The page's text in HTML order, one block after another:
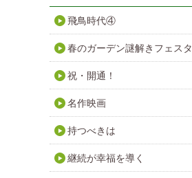
飛鳥時代④
春のガーデン謎解きフェスタ
祝・開通！
名作映画
持つべきは
継続が幸福を導く